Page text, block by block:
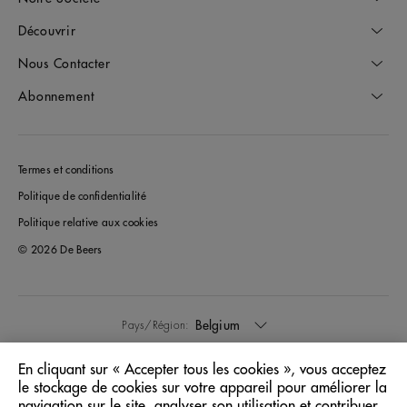
Découvrir
Nous Contacter
Abonnement
Termes et conditions
Politique de confidentialité
Politique relative aux cookies
© 2026 De Beers
Pays/Région: Belgium
Langue: Français
En cliquant sur « Accepter tous les cookies », vous acceptez
le stockage de cookies sur votre appareil pour améliorer la